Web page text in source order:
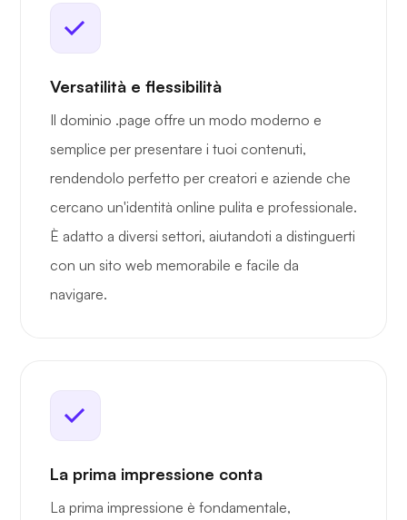
Versatilità e flessibilità
Il dominio .page offre un modo moderno e
semplice per presentare i tuoi contenuti,
rendendolo perfetto per creatori e aziende che
cercano un'identità online pulita e professionale.
È adatto a diversi settori, aiutandoti a distinguerti
con un sito web memorabile e facile da
navigare.
La prima impressione conta
La prima impressione è fondamentale,